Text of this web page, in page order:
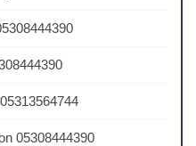
05308444390